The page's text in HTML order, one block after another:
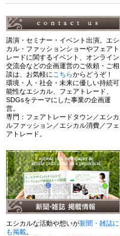
講演・セミナー・イベント出演。エシ
カル・ファッションショーやフェアト
レードに関するイベント、オンライン
交流会などの企画運営のご依頼・ご相
談は、お気軽に こちらからどうぞ！
環境・人・社会・未来に優しい持続可
能性なエシカル、フェアトレード、
SDGsをテーマにした事業の企画運
営。
専門：フェアトレードタウン／エシカ
ルファッション／エシカル消費／フェ
アトレード。
エシカルな活動や想いが新聞・雑誌に
も掲載。